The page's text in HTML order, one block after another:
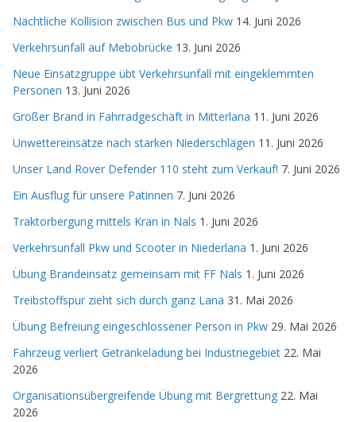
Nächtliche Kollision zwischen Bus und Pkw 14. Juni 2026
Verkehrsunfall auf Mebobrücke 13. Juni 2026
Neue Einsatzgruppe übt Verkehrsunfall mit eingeklemmten
Personen 13. Juni 2026
Großer Brand in Fahrradgeschäft in Mitterlana 11. Juni 2026
Unwettereinsätze nach starken Niederschlägen 11. Juni 2026
Unser Land Rover Defender 110 steht zum Verkauf! 7. Juni 2026
Ein Ausflug für unsere Patinnen 7. Juni 2026
Traktorbergung mittels Kran in Nals 1. Juni 2026
Verkehrsunfall Pkw und Scooter in Niederlana 1. Juni 2026
Übung Brandeinsatz gemeinsam mit FF Nals 1. Juni 2026
Treibstoffspur zieht sich durch ganz Lana 31. Mai 2026
Übung Befreiung eingeschlossener Person in Pkw 29. Mai 2026
Fahrzeug verliert Getränkeladung bei Industriegebiet 22. Mai
2026
Organisationsübergreifende Übung mit Bergrettung 22. Mai
2026